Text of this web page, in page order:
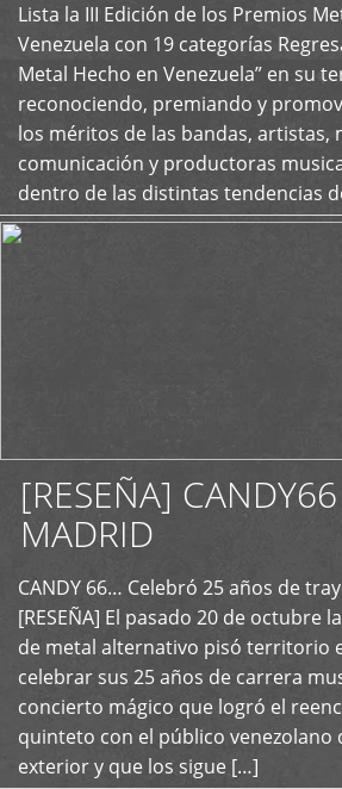
Lista la III Edición de los Premios
Venezuela con 19 categorías
Metal Hecho en Venezuela” en su
reconociendo, premiando y
los méritos de las bandas, artistas,
comunicación y productoras
dentro de las distintas tendencias
+
[RESEÑA]
MADRID
CANDY 66… Celebró 25 años de
[RESEÑA] El pasado 20 de octubre
de metal alternativo pisó territorio
celebrar sus 25 años de carrera
concierto mágico que logró el
quinteto con el público venezolano
exterior y que los sigue […]
+